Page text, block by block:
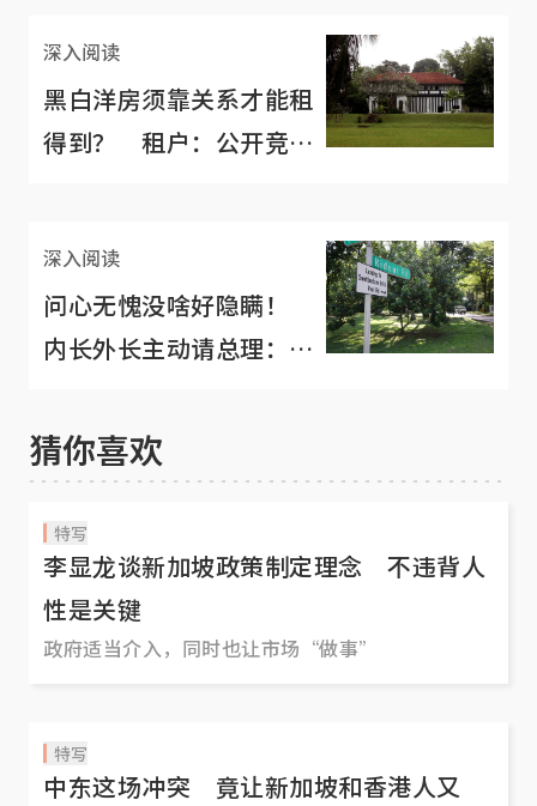
深入阅读
黑白洋房须靠关系才能租
得到？ 租户：公开竞标
深入阅读
问心无愧没啥好隐瞒！
内长外长主动请总理：查
猜你喜欢
特写
李显龙谈新加坡政策制定理念 不违背人
性是关键
政府适当介入，同时也让市场“做事”
特写
中东这场冲突 竟让新加坡和香港人又